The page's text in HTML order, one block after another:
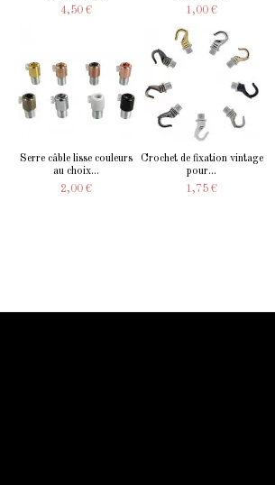
4,50 €
1,00 €
Serre câble lisse couleurs
au choix...
2,00 €
Crochet de fixation vintage
pour...
1,75 €